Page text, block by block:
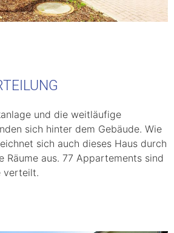
und die weitläufige
sich hinter dem Gebäude. Wie
sich auch dieses Haus durch
Räume aus. 77 Appartements sind
verteilt.